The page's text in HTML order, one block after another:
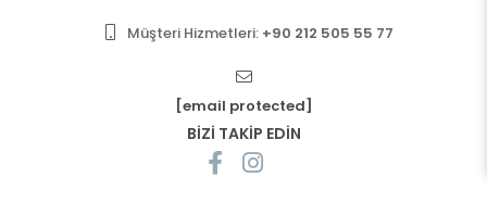
Müşteri Hizmetleri: +90 212 505 55 77
[email protected]
BİZİ TAKİP EDİN